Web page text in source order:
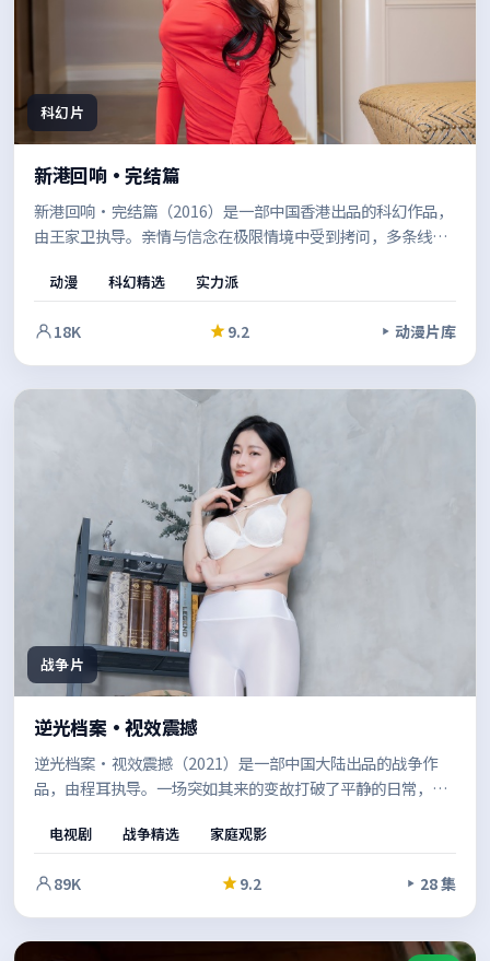
科幻片
新港回响·完结篇
新港回响·完结篇（2016）是一部中国香港出品的科幻作品，
由王家卫执导。亲情与信念在极限情境中受到拷问，多条线索
体完成度较高。
动漫 科幻精选 实力派
18K 9.2 动漫片库
战争片
逆光档案·视效震撼
逆光档案·视效震撼（2021）是一部中国大陆出品的战争作
品，由程耳执导。一场突如其来的变故打破了平静的日常，类
观感，也保留了作者表达的空间。
电视剧 战争精选 家庭观影
89K 9.2 28 集